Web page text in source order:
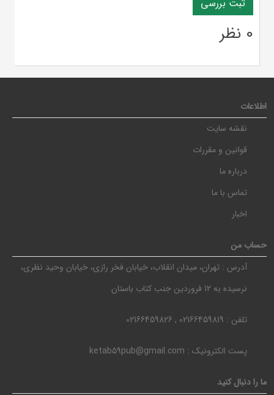
0 نظر
اطلاعات
نقشه سایت
قوانین و مقررات
درباره ما
تماس با ما
اخبار
حساب من
آدرس : تهران، میدان انقلاب، خیابان فخر رازی، خیابان وحید نظری،
نرسیده به 12 فروردین جنب کتاب باستان
تلفن : 02166459819 , 02166459826
پست الکترونیک : ketab59pub@gmail.com
ما را دنبال کنید